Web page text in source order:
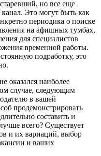
но все еще
Это могут быть как
периодика о поиске
на афишных тумбах,
для специалистов
временной работы.
подработку, это
оказался наиболее
случае, следующим
в вашей
продемонстрировать
составить и
всего? Существует
и их вариаций, выбор
и ваших